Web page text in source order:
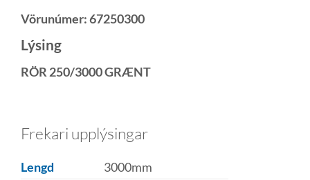
Vörunúmer:67250300
Lýsing
RÖR 250/3000 GRÆNT
Frekari upplýsingar
Lengd
3000mm